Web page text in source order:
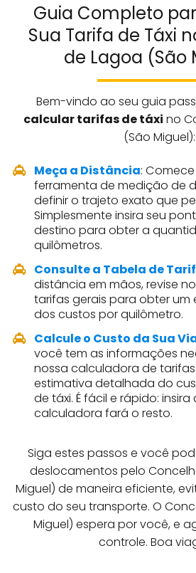
Guia Completo
Sua Tarifa de Táxi
de Lagoa (São
Bem-vindo ao seu guia
calcular tarifas de táxi no
(São Miguel):
Meça a Distância:
ferramenta de medição de
definir o trajeto exato que
Simplesmente insira seu
destino para obter a
quilômetros.
Consulte a Tabela de
distância em mãos, revise
tarifas gerais para obter um
dos custos por quilômetro.
Calcule o Custo da Sua
você tem as informações
nossa calculadora de
estimativa detalhada do
de táxi. É fácil e rápido:
calculadora fará o resto.
Siga estes passos e você
deslocamentos pelo
Miguel) de maneira eficiente,
custo do seu transporte. O
Miguel) espera por você, e
controle. Boa